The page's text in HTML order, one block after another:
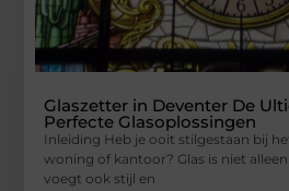
Glaszetter in Deventer De
Perfecte Glasoplossingen
Inleiding Heb je ooit stilgestaan bij
woning of kantoor? Glas is niet
voegt ook stijl en